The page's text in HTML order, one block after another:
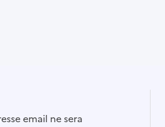
email ne sera